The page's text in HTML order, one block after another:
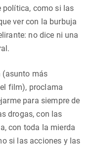
política, como si las
ver con la burbuja
no dice ni una
(asunto más
film), proclama
para siempre de
drogas, con las
con toda la mierda
si las acciones y las